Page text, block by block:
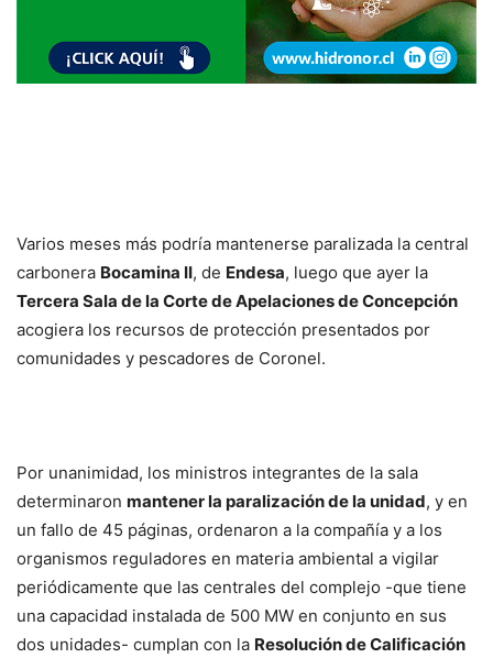
Varios meses más podría mantenerse paralizada la central
carbonera Bocamina II, de Endesa, luego que ayer la
Tercera Sala de la Corte de Apelaciones de Concepción
acogiera los recursos de protección presentados por
comunidades y pescadores de Coronel.
Por unanimidad, los ministros integrantes de la sala
determinaron mantener la paralización de la unidad, y en
un fallo de 45 páginas, ordenaron a la compañía y a los
organismos reguladores en materia ambiental a vigilar
periódicamente que las centrales del complejo -que tiene
una capacidad instalada de 500 MW en conjunto en sus
dos unidades- cumplan con la Resolución de Calificación